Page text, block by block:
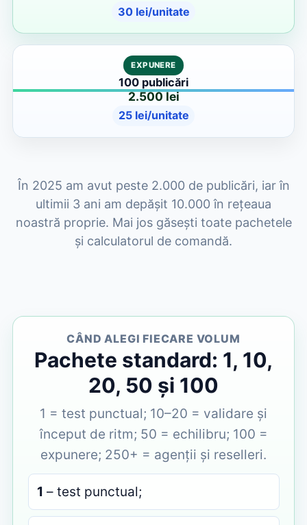
30 lei/unitate
EXPUNERE
100 publicări
2.500 lei
25 lei/unitate
În 2025 am avut peste 2.000 de publicări, iar în
ultimii 3 ani am depășit 10.000 în rețeaua
noastră proprie. Mai jos găsești toate pachetele
și calculatorul de comandă.
CÂND ALEGI FIECARE VOLUM
Pachete standard: 1, 10,
20, 50 și 100
1 = test punctual; 10–20 = validare și
început de ritm; 50 = echilibru; 100 =
expunere; 250+ = agenții și reselleri.
1 – test punctual;